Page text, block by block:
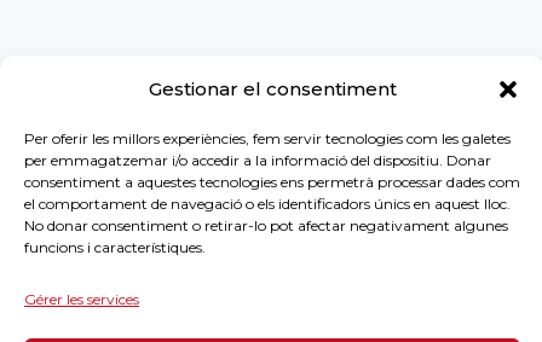
Gestionar el consentiment
Per oferir les millors experiències, fem servir tecnologies com les galetes
per emmagatzemar i/o accedir a la informació del dispositiu. Donar
consentiment a aquestes tecnologies ens permetrà processar dades com
el comportament de navegació o els identificadors únics en aquest lloc.
No donar consentiment o retirar-lo pot afectar negativament algunes
funcions i característiques.
Gérer les services